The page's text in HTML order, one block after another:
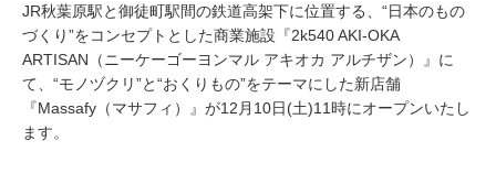
JR秋葉原駅と御徒町駅間の鉄道高架下に位置する、“日本のもの
づくり”をコンセプトとした商業施設『2k540 AKI-OKA
ARTISAN（ニーケーゴーヨンマル アキオカ アルチザン）』に
て、“モノヅクリ”と“おくりもの”をテーマにした新店舗
『Massafy（マサフィ）』が12月10日(土)11時にオープンいたし
ます。